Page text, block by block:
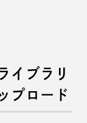
イブラリ
プロード